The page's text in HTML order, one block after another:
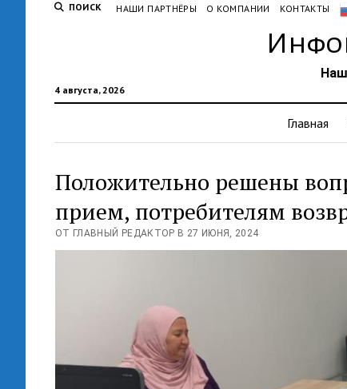
ПОИСК НАШИ ПАРТНЁРЫ О КОМПАНИИ КОНТАКТЫ
4 августа, 2026
Главная
Положительно решены
прием, потребителям
ОТ ГЛАВНЫЙ РЕДАКТОР В 27 ИЮНЯ, 2024